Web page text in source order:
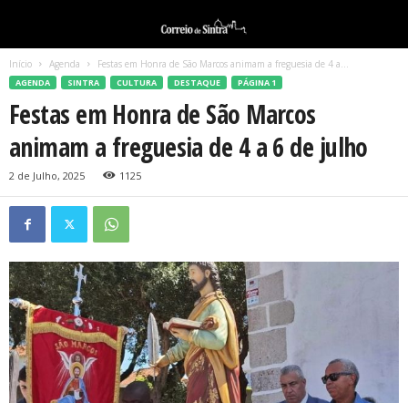
Início Agenda Festas em Honra de São Marcos animam a freguesia de 4 a...
AGENDA SINTRA CULTURA DESTAQUE PÁGINA 1
Festas em Honra de São Marcos
animam a freguesia de 4 a 6 de julho
2 de Julho, 2025 1125